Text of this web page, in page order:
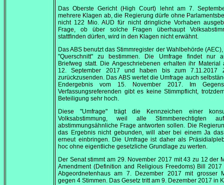
Das Oberste Gericht (High Court) lehnt am 7.
mehrere Klagen ab, die Regierung dürfe ohne
nicht 122 Mio. AUD für nicht dringliche Vorhaben
Frage, ob über solche Fragen überhaupt
stattfinden dürfen, wird in den Klagen nicht erwähnt.
Das ABS benutzt das Stimmregister der Wahlbehörde
"Querschnitt" zu bestimmen. Die Umfrage findet nur
Briefweg statt. Die Angeschriebenen erhalten ihr Material
12. September 2017 und haben bis zum7.11.2017
zurückzusenden. Das ABS wertet die Umfrage auch
Endergebnis vom 15. November 2017. Im
Verfassungsreferenden gibt es keine Stimmpflicht,
Beteiligung sehr hoch.
Diese "Umfrage" trägt die Kennzeichen einer
Volksabstimmung, weil alle Stimmberechtigten
abstimmungsähnliche Frage antworten sollen. Die
das Ergebnis nicht gebunden, will aber bei einem Ja das
erneut einbringen. Die Umfrage ist daher als
hoc ohne eigentliche gesetzliche Grundlage zu werten.
Der Senat stimmt am 29. November 2017 mit 43 zu 12 der
Amendment (Definition and Religious Freedoms) Bill 2017
Abgeordnetenhaus am 7. Dezember 2017 mit grosser
gegen 4 Stimmen. Das Gesetz tritt am 9. Dezember 2017 in